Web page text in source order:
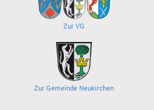
Zur VG
Zur Gemeinde Neukirchen